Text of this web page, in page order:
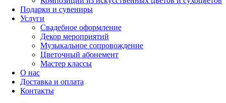
Подарки и сувениры
Услуги
Свадебное оформление
Декор мероприятий
Музыкальное сопровождение
Цветочный абонемент
Мастер классы
О нас
Доставка и оплата
Контакты